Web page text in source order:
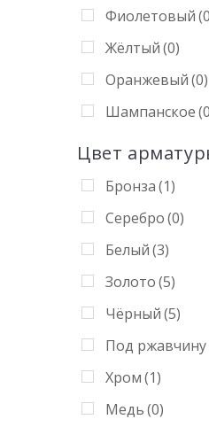
Фиолетовый
Жёлтый(0)
Оранжевый(0)
Шампанское
Красный
Синий
(0)
Цвет
Бронза(1)
Серебро(0)
Белый(3)
Золото(5)
Чёрный(5)
Под ржавчину
Хром(1)
Медь(0)